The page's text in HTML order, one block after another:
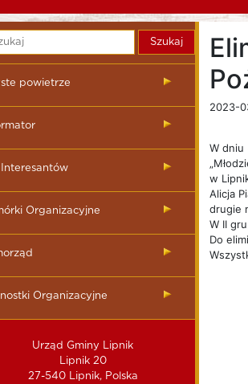
powietrze
Interesantów
Organizacyjne
Organizacyjne
Urząd Gminy Lipnik
Lipnik 20
27-540 Lipnik, Polska
2023-
W dniu
w
Alicja
drugie
W II
Do